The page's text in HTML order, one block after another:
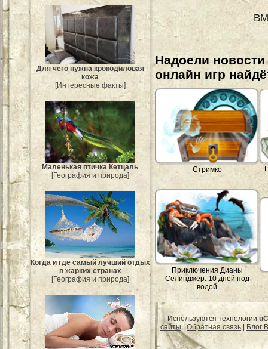
Для чего нужна крокодиловая
кожа
[Интересные факты]
Маленькая птичка Кетцаль
[География и природа]
Когда и где самый лучший отдых
в жарких странах
[География и природа]
Надоели
онлайн игр
Стримко
Приключения Дианы
Селинджер. 10 дней под
водой
Используются технологии
сайты|Обратная связь Блог